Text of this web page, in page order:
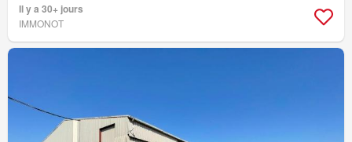
Il y a 30+ jours
IMMONOT